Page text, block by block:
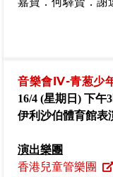
音樂會IV-青葱少
16/4 (星期日 ) 下午3
伊利沙伯體育館表
演出樂團
香港兒童管樂團